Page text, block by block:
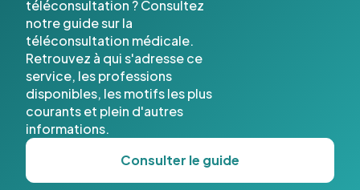
téléconsultation ? Consultez
notre guide sur la
téléconsultation médicale.
Retrouvez à qui s'adresse ce
service, les professions
disponibles, les motifs les plus
courants et plein d'autres
informations.
Consulter le guide